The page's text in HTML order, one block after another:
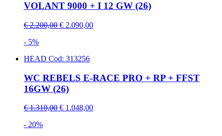
VOLANT 9000 + I 12 GW (26)
€ 2.200,00 € 2.090,00
- 5%
HEAD Cod: 313256
WC REBELS E-RACE PRO + RP + FFST
16GW (26)
€ 1.310,00 € 1.048,00
- 20%